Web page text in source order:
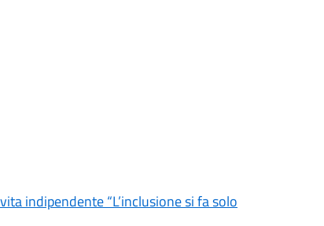
indipendente “L’inclusione si fa solo